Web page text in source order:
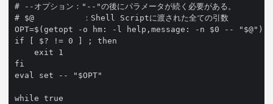
# --オプション："--"の後にパラメータが続く必要がある。
# $@          ：Shell Scriptに渡された全ての引数
OPT=$(getopt -o hm: -l help,message: -n $0 -- "$@")
if [ $? != 0 ] ; then
    exit 1
fi
eval set -- "$OPT"
while true